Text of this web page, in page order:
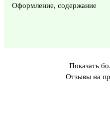
Оформление, содержание
Показать
Отзывы на